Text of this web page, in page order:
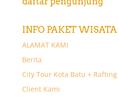
INFO PAKET WISATA
ALAMAT KAMI
Berita
City Tour Kota Batu + Rafting
Client Kami